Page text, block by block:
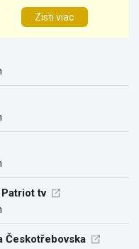
Zisti viac
tv
Českotřebovska